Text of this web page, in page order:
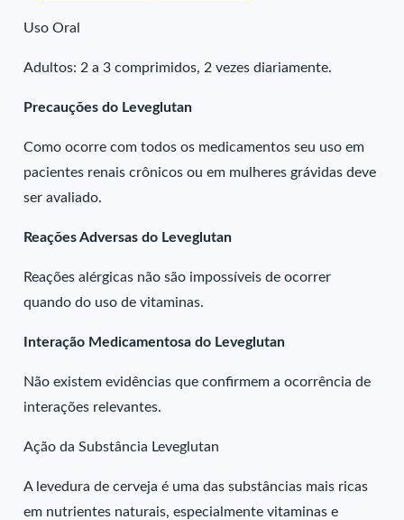
Uso Oral
Adultos: 2 a 3 comprimidos, 2 vezes diariamente.
Precauções do Leveglutan
Como ocorre com todos os medicamentos seu uso em
pacientes renais crônicos ou em mulheres grávidas deve
ser avaliado.
Reações Adversas do Leveglutan
Reações alérgicas não são impossíveis de ocorrer
quando do uso de vitaminas.
Interação Medicamentosa do Leveglutan
Não existem evidências que confirmem a ocorrência de
interações relevantes.
Ação da Substância Leveglutan
A levedura de cerveja é uma das substâncias mais ricas
em nutrientes naturais, especialmente vitaminas e